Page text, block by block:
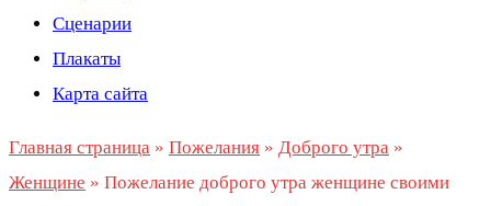
Сценарии
Плакаты
Карта сайта
Главная страница » Пожелания » Доброго утра »
Женщине » Пожелание доброго утра женщине своими